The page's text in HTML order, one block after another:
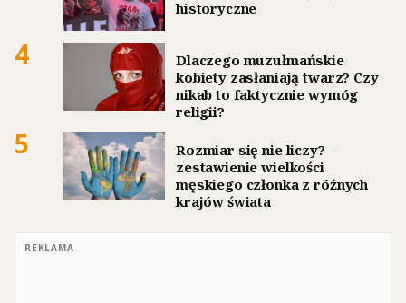
historyczne
4
Dlaczego muzułmańskie
kobiety zasłaniają twarz? Czy
nikab to faktycznie wymóg
religii?
5
Rozmiar się nie liczy? –
zestawienie wielkości
męskiego członka z różnych
krajów świata
REKLAMA